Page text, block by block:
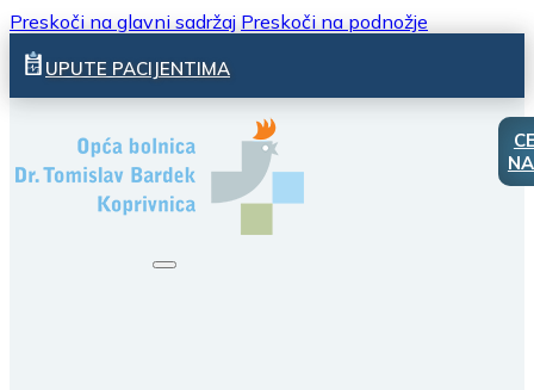
Preskoči na glavni sadržaj Preskoči na podnožje
UPUTE PACIJENTIMA